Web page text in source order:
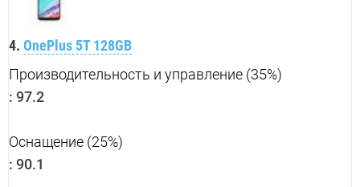
4. OnePlus 5T 128GB
Производительность и управление (35%)
: 97.2
Оснащение (25%)
: 90.1